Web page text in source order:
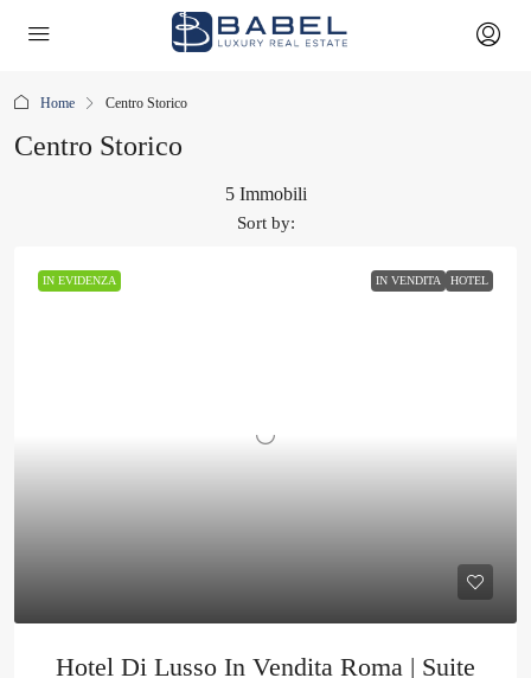
Home Centro Storico
Centro Storico
5 Immobili
Sort by:
IN EVIDENZA IN VENDITA HOTEL
Hotel Di Lusso In Vendita Roma | Suite